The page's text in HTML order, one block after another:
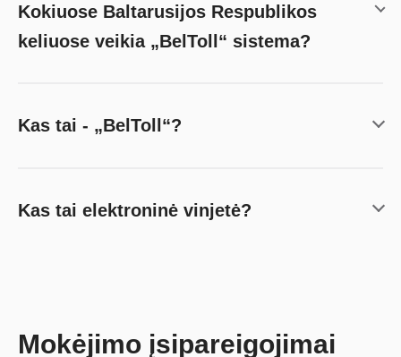
Kokiuose Baltarusijos Respublikos
keliuose veikia „BelToll“ sistema?
Kas tai - „BelToll“?
Kas tai elektroninė vinjetė?
Mokėjimo įsipareigojimai